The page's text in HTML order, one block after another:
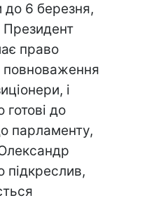
6 березня,
Президент
право
повноваження
і
готові до
парламенту,